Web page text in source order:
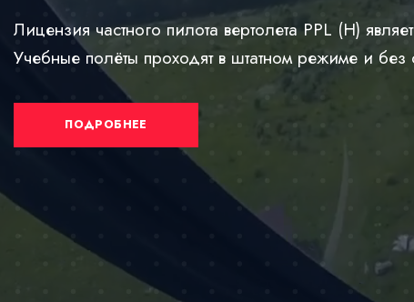
Лицензия частного пилота вертолета PPL (H)
Учебные полёты проходят в штатном режиме и без
ПОДРОБНЕЕ